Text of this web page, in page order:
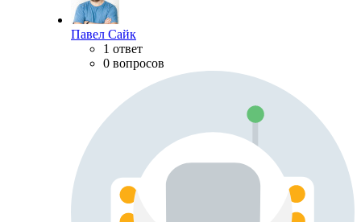
Павел Сайк
1 ответ
0 вопросов